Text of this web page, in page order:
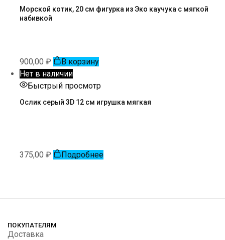
Морской котик, 20 см фигурка из Эко каучука с мягкой
набивкой
900,00 ₽
В корзину
Нет в наличии
Быстрый просмотр
Ослик серый 3D 12 см игрушка мягкая
375,00 ₽ Подробнее
ПОКУПАТЕЛЯМ
Доставка